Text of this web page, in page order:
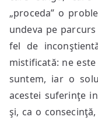
„proceda” o
undeva pe
fel de
mistificată: ne
suntem, iar o
acestei suferinţe
şi, ca o